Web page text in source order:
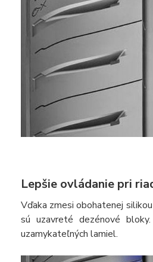
Lepšie ovládanie pri
Vďaka zmesi obohatenej
sú uzavreté dezénové
uzamykateľných lamiel.